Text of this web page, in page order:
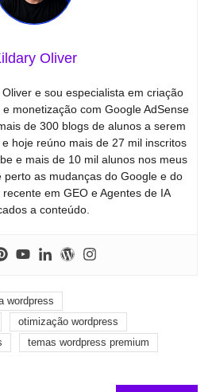
Oliver
e sou especialista em criação
monetização com Google AdSense
de 300 blogs de alunos a serem
hoje reúno mais de 27 mil inscritos
e mais de 10 mil alunos nos meus
perto as mudanças do Google e do
em GEO e Agentes de IA
a conteúdo.
wordpress
otimização wordpress
temas wordpress premium